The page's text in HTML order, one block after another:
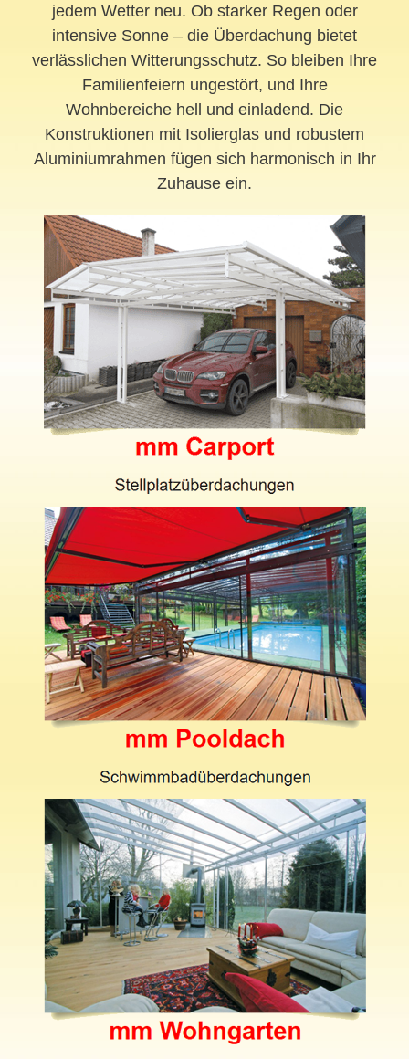
jedem Wetter neu. Ob starker Regen oder
intensive Sonne – die Überdachung bietet
verlässlichen Witterungsschutz. So bleiben Ihre
Familienfeiern ungestört, und Ihre
Wohnbereiche hell und einladend. Die
Konstruktionen mit Isolierglas und robustem
Aluminiumrahmen fügen sich harmonisch in Ihr
Zuhause ein.